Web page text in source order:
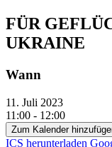
FÜR
UKRAINE
Wann
11. Juli 2023
11:00 - 12:00
Zum Kalender
ICS herunterladen